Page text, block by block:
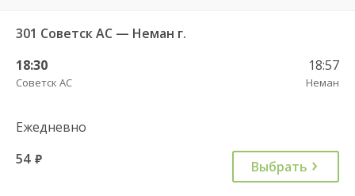
301 Советск АС — Неман г.
18:30
Советск АС
18:57
Неман
Ежедневно
54 руб. Выбрать